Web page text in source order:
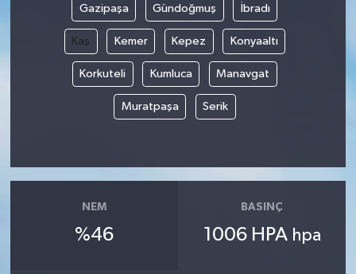
Gazipaşa Gündoğmuş İbradı
Kaş Kemer Kepez Konyaaltı
Korkuteli Kumluca Manavgat
Muratpaşa Serik
NEM
%46
BASINÇ
1006 HPA hpa
YUNUSEMRE
MANİSA'YI KEŞFET
TÜRKİYE'DE TREND HABERLER
ÖZEL HABER